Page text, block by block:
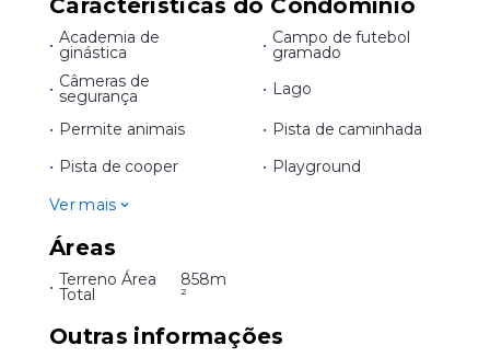
Características do Condomínio
• Academia de
ginástica • Campo de futebol
gramado
• Câmeras de
segurança • Lago
• Permite animais • Pista de caminhada
• Pista de cooper • Playground
Ver mais
Áreas
• Terreno Área
Total
858m
²
Outras informações